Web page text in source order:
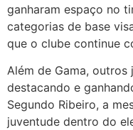
ganharam espaço no
categorias de base
que o clube continue
Além de Gama,
destacando e
Segundo Ribeiro, a
juventude dentro do